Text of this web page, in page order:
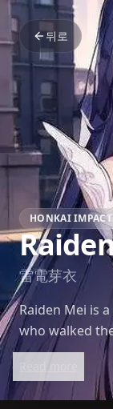
뒤로
HONKAI
雷電芽衣
Raiden Mei is
who walked
strength and
most